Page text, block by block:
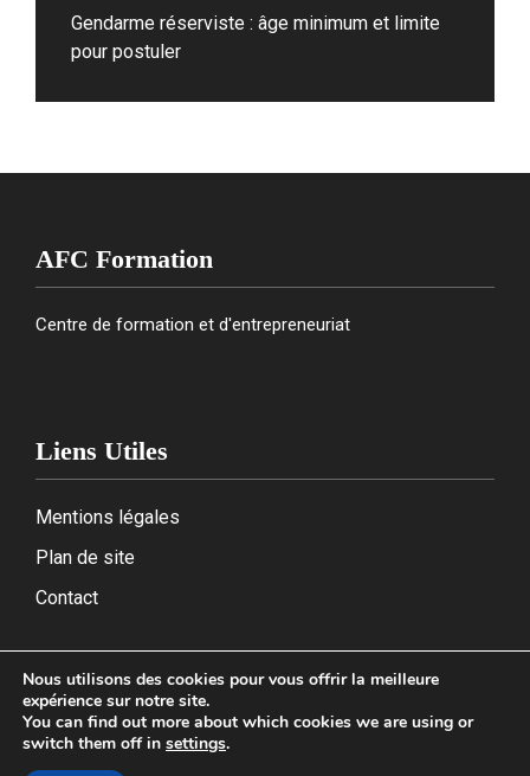
Gendarme réserviste : âge minimum et limite
pour postuler
AFC Formation
Centre de formation et d'entrepreneuriat
Liens Utiles
Mentions légales
Plan de site
Contact
2026
Nous utilisons des cookies pour vous offrir la meilleure
expérience sur notre site.
You can find out more about which cookies we are using or
switch them off in settings.